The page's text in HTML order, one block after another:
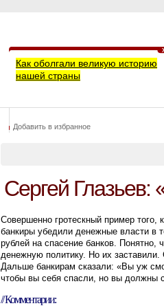
Как оболгали великую историю
нашей страны
Добавить в избранное
Сергей
Совершенно гротескный пример того,
банкиры убедили денежные власти в
рублей на спасение банков. Понятно,
денежную политику. Но их заставили.
Дальше банкирам сказали: «Вы уж
чтобы вы себя спасли, но вы должны
// Комментарии: